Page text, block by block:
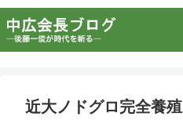
近大ノドグロ完全養殖